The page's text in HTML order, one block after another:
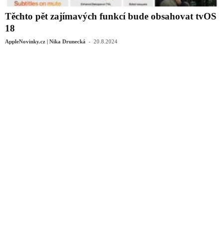
Těchto pět zajímavých funkcí bude obsahovat tvOS
18
AppleNovinky.cz | Nika Drunecká - 20.8.2024